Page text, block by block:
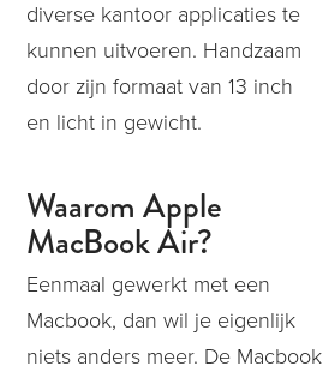
diverse kantoor applicaties te
kunnen uitvoeren. Handzaam
door zijn formaat van 13 inch
en licht in gewicht.
Waarom Apple
MacBook Air?
Eenmaal gewerkt met een
Macbook, dan wil je eigenlijk
niets anders meer. De Macbook